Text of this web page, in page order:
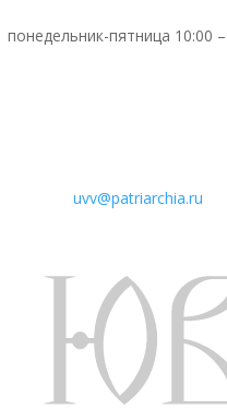
понедельник-пятница 10:00
uvv@patriarchia.ru